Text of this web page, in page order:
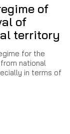
of
of
territory
for the
national
in terms of